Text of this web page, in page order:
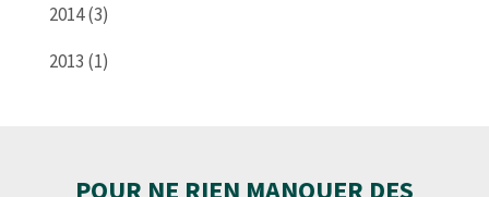
2014 (3)
2013 (1)
POUR NE RIEN MANQUER DES